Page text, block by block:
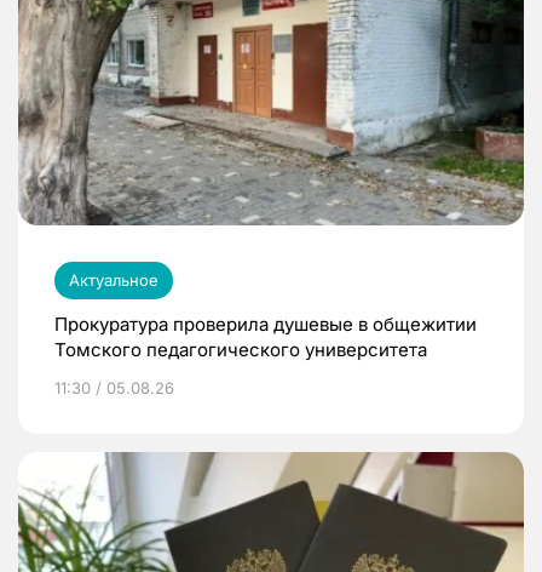
Актуальное
Прокуратура проверила душевые в общежитии
Томского педагогического университета
11:30 / 05.08.26